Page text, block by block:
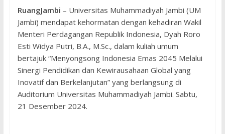
RuangJambi – Universitas Muhammadiyah Jambi (UM
Jambi) mendapat kehormatan dengan kehadiran Wakil
Menteri Perdagangan Republik Indonesia, Dyah Roro
Esti Widya Putri, B.A., M.Sc., dalam kuliah umum
bertajuk “Menyongsong Indonesia Emas 2045 Melalui
Sinergi Pendidikan dan Kewirausahaan Global yang
Inovatif dan Berkelanjutan” yang berlangsung di
Auditorium Universitas Muhammadiyah Jambi. Sabtu,
21 Desember 2024.